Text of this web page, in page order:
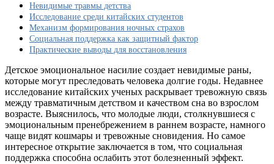
людей
видеть
больше
кошмаров
Невидимые травмы детства
Исследование среди китайских студентов
Механизм формирования ночных страхов
Социальная поддержка как защитный фактор
Практические выводы для восстановления
Детское эмоциональное насилие создает невидимые раны,
которые могут преследовать человека долгие годы. Недавнее
исследование китайских ученых раскрывает тревожную связь
между травматичным детством и качеством сна во взрослом
возрасте. Выяснилось, что молодые люди, столкнувшиеся с
эмоциональным пренебрежением в раннем возрасте, намного
чаще видят кошмары и тревожные сновидения. Но самое
интересное открытие заключается в том, что социальная
поддержка способна ослабить этот болезненный эффект.